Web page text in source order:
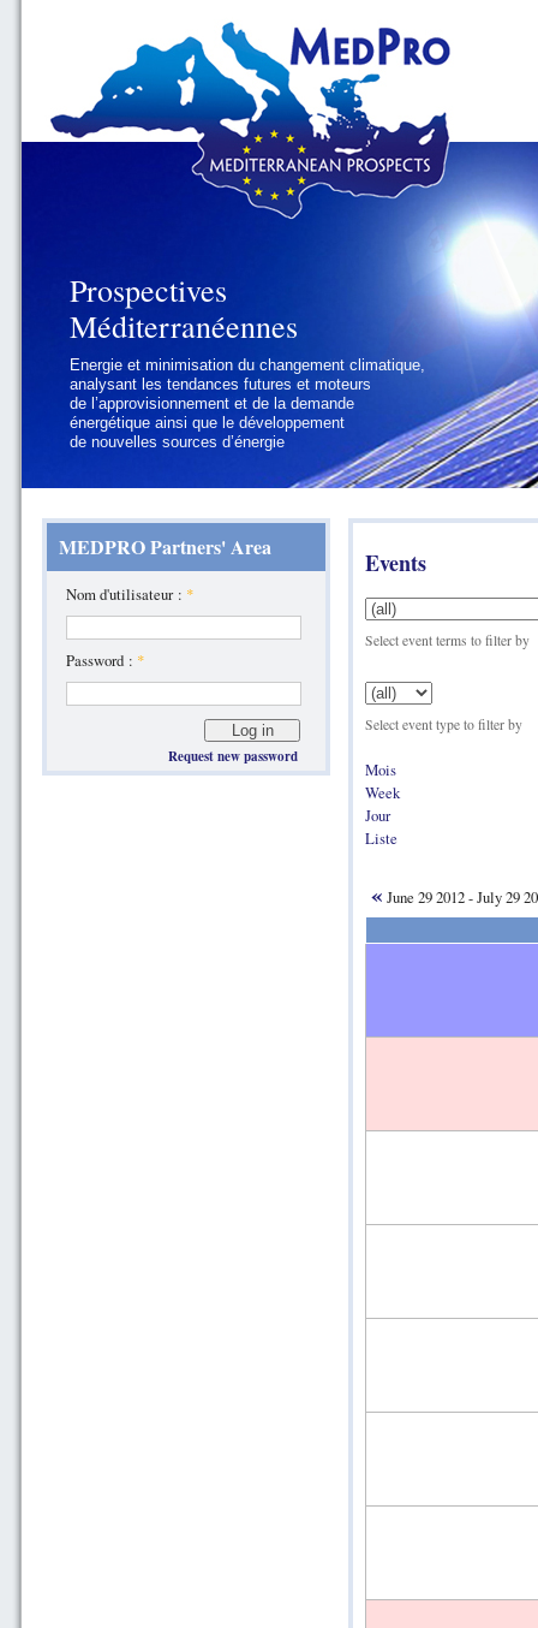
Prospectives
Méditerranéennes
Energie et minimisation du changement climatique,
analysant les tendances futures et moteurs
de l’approvisionnement et de la demande
énergétique ainsi que le développement
de nouvelles sources d’énergie
Prospectives
Méditerranéennes
Géopolitique et gouvernance, se focalisant sur les
défis politiques régionaux et internationaux
auxquels les pays méditerranéens
doivent faire face
MEDPRO Partners' Area
Nom d'utilisateur : *
Password : *
Request new password
Events
Select event terms to filter by
Select event type to filter by
Mois
Week
Jour
Liste
« June 29 2012 - July 29